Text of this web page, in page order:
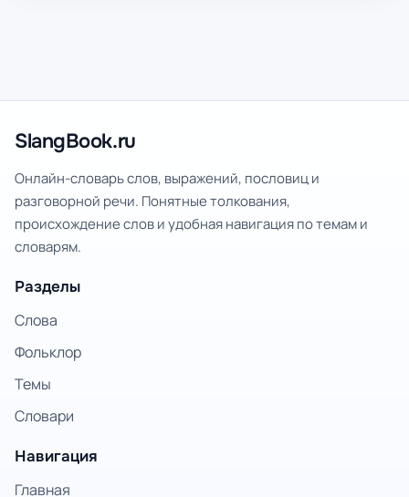
SlangBook.ru
Онлайн-словарь слов, выражений, пословиц и
разговорной речи. Понятные толкования,
происхождение слов и удобная навигация по темам и
словарям.
Разделы
Слова
Фольклор
Темы
Словари
Навигация
Главная